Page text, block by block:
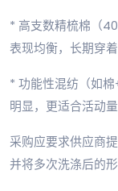
* 高支数精梳棉（
表现均衡，长期穿
* 功能性混纺（如
明显，更适合活动
采购应要求供应商
并将多次洗涤后的